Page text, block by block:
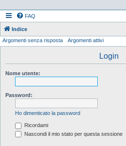
FAQ
Indice
Argomenti senza risposta Argomenti attivi
Login
Nome utente:
Password:
Ho dimenticato la password
Ricordami
Nascondi il mio stato per questa sessione